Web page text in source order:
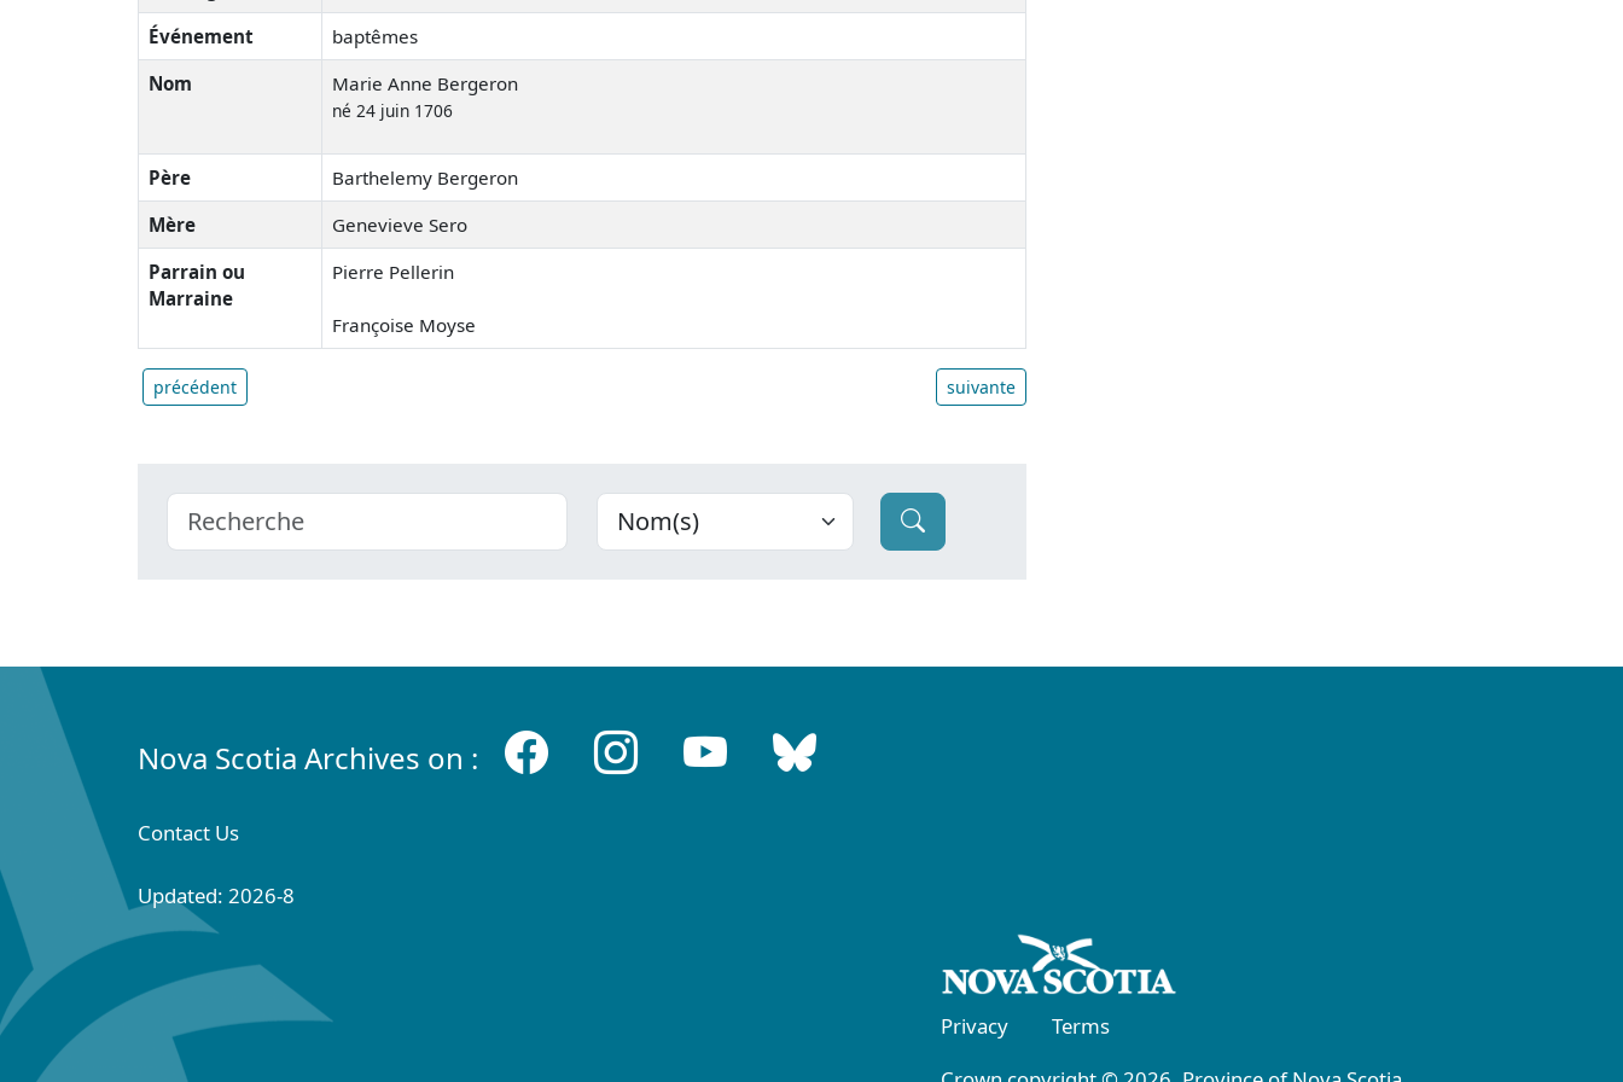
Événement
baptêmes
Nom
Marie Anne Bergeron
né 24 juin 1706
Père
Barthelemy Bergeron
Mère
Genevieve Sero
Parrain ou
Marraine
Pierre Pellerin
Françoise Moyse
précédent suivante
Nova Scotia Archives on :
Contact Us
Updated: 2026-8
Privacy
Terms